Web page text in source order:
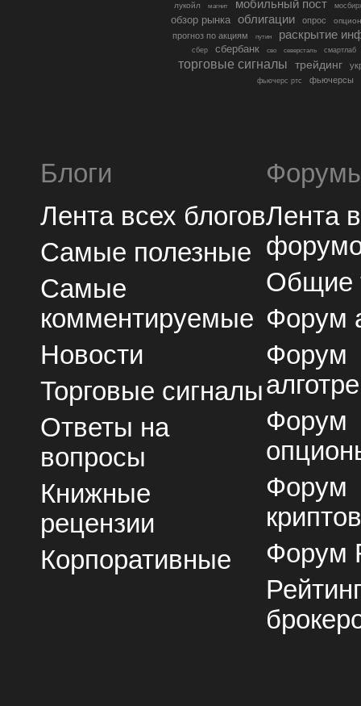
лукойл
магнит мобильный пост
обзор рынка облигации опрос
прогноз по акциям путин раскрытие
сбер сбербанк сво северсталь смартлаб
торговые сигналы трейдинг
фьючерс ртс фьючерсы
Блоги
Лента всех блогов
Самые полезные
Самые
комментируемые
Новости
Торговые сигналы
Ответы на
вопросы
Книжные
рецензии
Корпоративные
Лента
Общие
Форум
Форум
Форум
Форум
Форум